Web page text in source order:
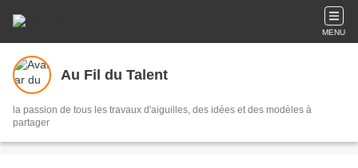
MENU
Au Fil du Talent
la passion de tous les travaux d'aiguilles, des idées et des modèles à
partager